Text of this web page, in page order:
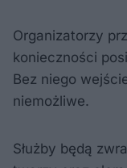
Organizatorzy
konieczności
Bez niego
niemożliwe.
Służby będą